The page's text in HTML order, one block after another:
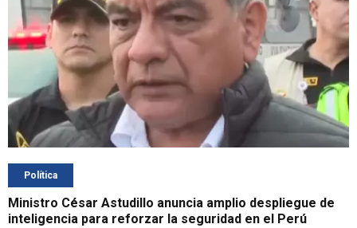
Política
Ministro César Astudillo anuncia amplio despliegue de
inteligencia para reforzar la seguridad en el Perú